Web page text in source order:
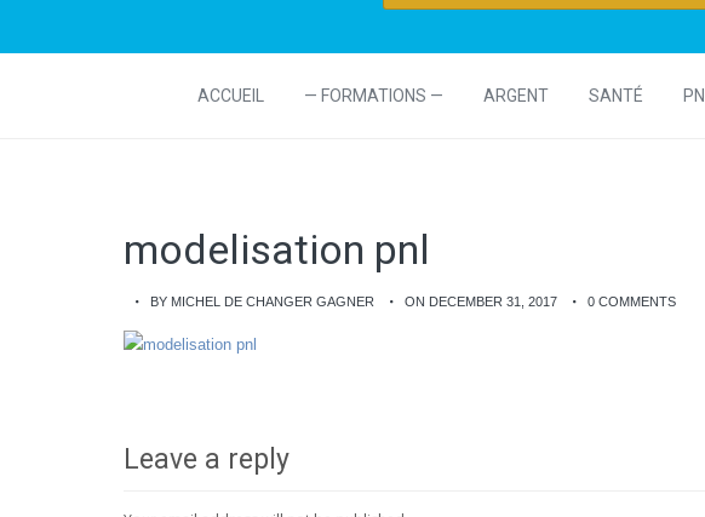
ACCUEIL — FORMATIONS — ARGENT SANTÉ PNL
modelisation pnl
BY MICHEL DE CHANGER GAGNER ON DECEMBER 31, 2017 0 COMMENTS
Leave a reply